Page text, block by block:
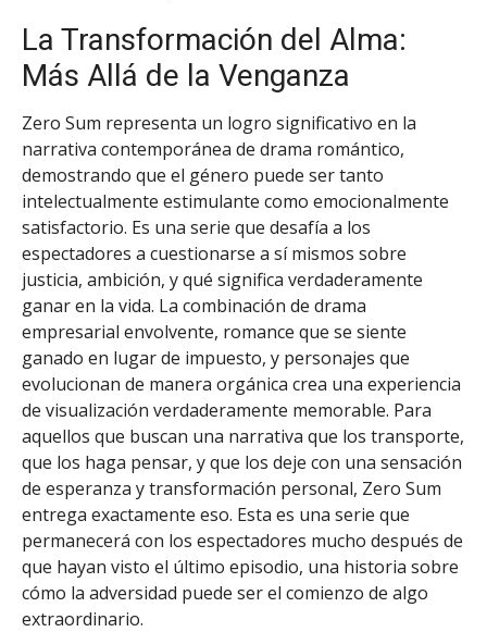
La Transformación del Alma:
Más Allá de la Venganza
Zero Sum representa un logro significativo en la
narrativa contemporánea de drama romántico,
demostrando que el género puede ser tanto
intelectualmente estimulante como emocionalmente
satisfactorio. Es una serie que desafía a los
espectadores a cuestionarse a sí mismos sobre
justicia, ambición, y qué significa verdaderamente
ganar en la vida. La combinación de drama
empresarial envolvente, romance que se siente
ganado en lugar de impuesto, y personajes que
evolucionan de manera orgánica crea una experiencia
de visualización verdaderamente memorable. Para
aquellos que buscan una narrativa que los transporte,
que los haga pensar, y que los deje con una sensación
de esperanza y transformación personal, Zero Sum
entrega exactamente eso. Esta es una serie que
permanecerá con los espectadores mucho después de
que hayan visto el último episodio, una historia sobre
cómo la adversidad puede ser el comienzo de algo
extraordinario.